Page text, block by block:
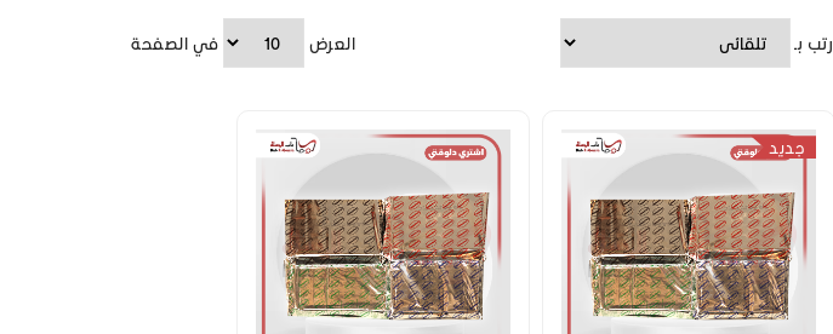
رتب بـ العرض في الصفحة
جديد